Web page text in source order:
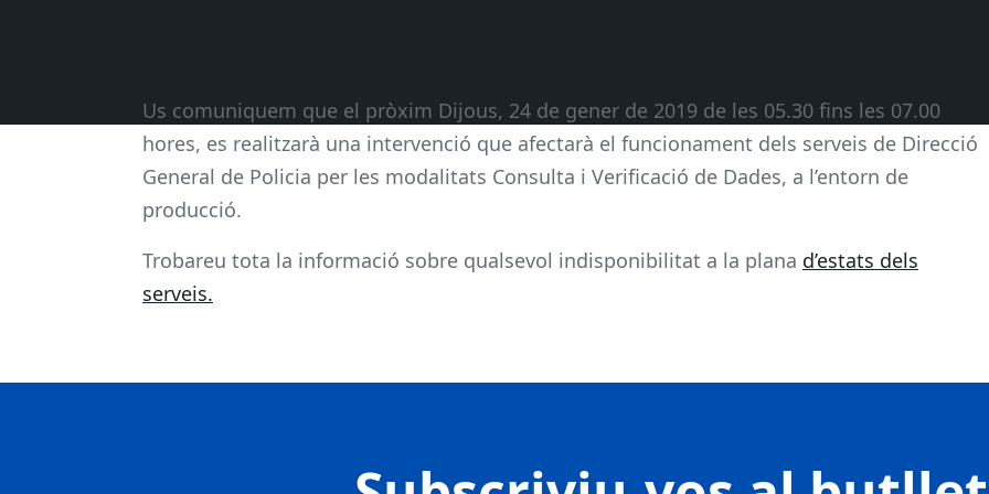
Us comuniquem que el pròxim Dijous, 24 de gener de 2019 de les 05.30 fins les 07.00
hores, es realitzarà una intervenció que afectarà el funcionament dels serveis de Direcció
General de Policia per les modalitats Consulta i Verificació de Dades, a l’entorn de
producció.
Trobareu tota la informació sobre qualsevol indisponibilitat a la plana d’estats dels
serveis.